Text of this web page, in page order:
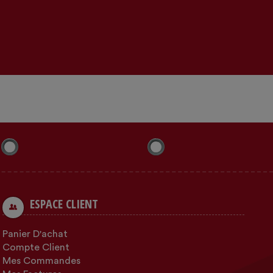
ESPACE CLIENT
Panier D'achat
Compte Client
Mes Commandes